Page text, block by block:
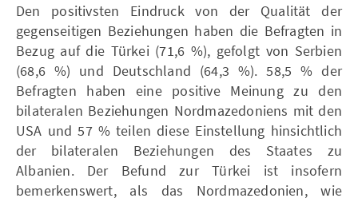
Den positivsten Eindruck von der Qualität der
gegenseitigen Beziehungen haben die Befragten in
Bezug auf die Türkei (71,6 %), gefolgt von Serbien
(68,6 %) und Deutschland (64,3 %). 58,5 % der
Befragten haben eine positive Meinung zu den
bilateralen Beziehungen Nordmazedoniens mit den
USA und 57 % teilen diese Einstellung hinsichtlich
der bilateralen Beziehungen des Staates zu
Albanien. Der Befund zur Türkei ist insofern
bemerkenswert, als das Nordmazedonien, wie